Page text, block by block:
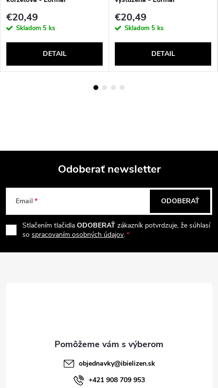
€20,49
Skladom 5 ks
DETAIL
€20,49
Skladom 5 ks
DETAIL
Z
á
p
Odoberať newsletter
Email
Stlačením tlačidla ODOBERAŤ zákazník potvrdzuje, že súhlasí
so spracovaním osobných údajov.
ODOBERAŤ
objednavky@ibielizen.sk
+421 908 709 953